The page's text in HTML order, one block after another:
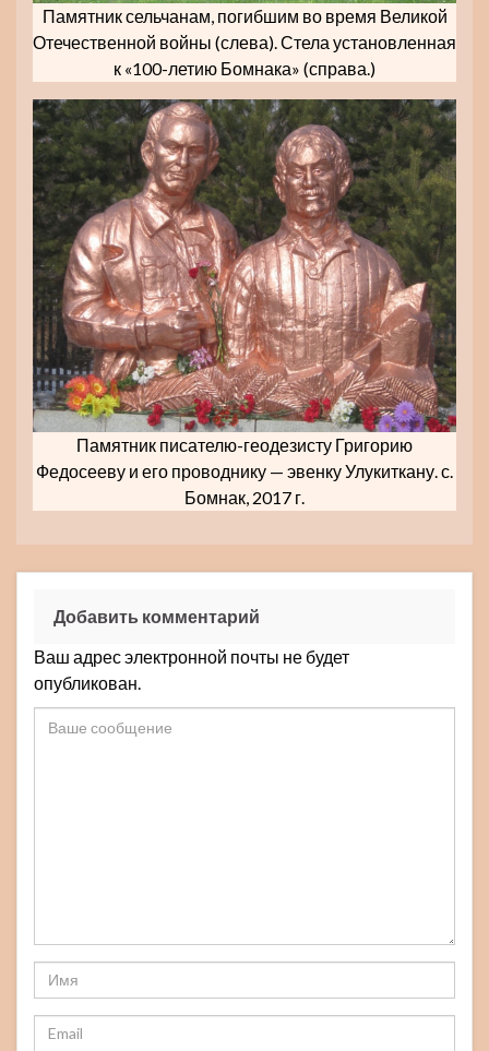
Памятник сельчанам, погибшим во время Великой
Отечественной войны (слева). Стела установленная
к «100-летию Бомнака» (справа.)
Памятник писателю-геодезисту Григорию
Федосееву и его проводнику — эвенку Улукиткану. с.
Бомнак, 2017 г.
Добавить комментарий
Ваш адрес электронной почты не будет
опубликован.